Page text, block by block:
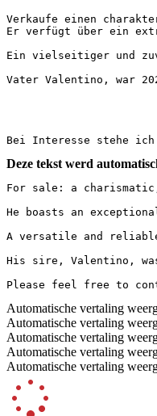
Verkaufe einen
Er verfügt über ein
Ein vielseitiger und
Vater Valentino, war
Bei Interesse stehe
Deze tekst werd
For sale: a
He boasts an
A versatile and
His sire, Valentino,
Please feel free to
Automatische vertaling
Automatische vertaling
Automatische vertaling
Automatische vertaling
Automatische vertaling